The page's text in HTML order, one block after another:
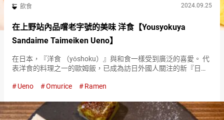
飲食 2024.09.25
在上野站內品嚐老字號的美味 洋食【Yousyokuya
Sandaime Taimeiken Ueno】
在日本，『洋食 （yōshoku）』與和食一樣受到廣泛的喜愛。 代
表洋食的料理之一的歐姆飯，已成為訪日外國人關注的新『日本
Ueno（簡略、Sandaime …
Ueno Omurice Ramen